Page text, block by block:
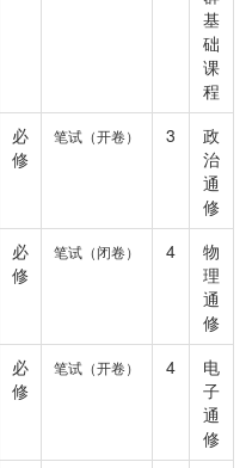
基
础
课
程
必
修
笔试（开卷） 3
政
治
通
修
必
修
笔试（闭卷） 4
物
理
通
修
必
修
笔试（开卷） 4
电
子
通
修